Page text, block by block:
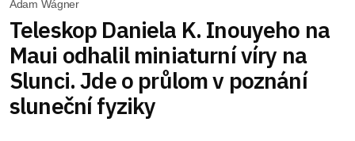
Adam Wágner
Teleskop Daniela K. Inouyeho na
Maui odhalil miniaturní víry na
Slunci. Jde o průlom v poznání
sluneční fyziky